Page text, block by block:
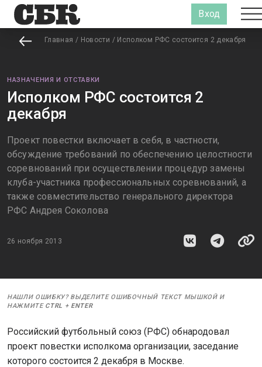
Вход
Главная / Новости / Исполком РФС состоится 2 декабря
НАЗНАЧЕНИЯ И ОТСТАВКИ
Исполком РФС состоится 2
декабря
Проект повестки включает в себя, в частности,
обсуждение требований по обеспечению целостности
соревнований при осуществлении процедур замены
клуба-участника профессиональных соревнований, а
также совместительство генерального директора
РФС Андрея Соколова
26 ноября 2013
НАШЛИ ОШИБКУ? ВЫДЕЛИТЕ ОШИБОЧНЫЙ ТЕКСТ МЫШКОЙ И
НАЖМИТЕ CTRL + ENTER
Российский футбольный союз (РФС) обнародовал
проект повестки исполкома организации, заседание
которого состоится 2 декабря в Москве.